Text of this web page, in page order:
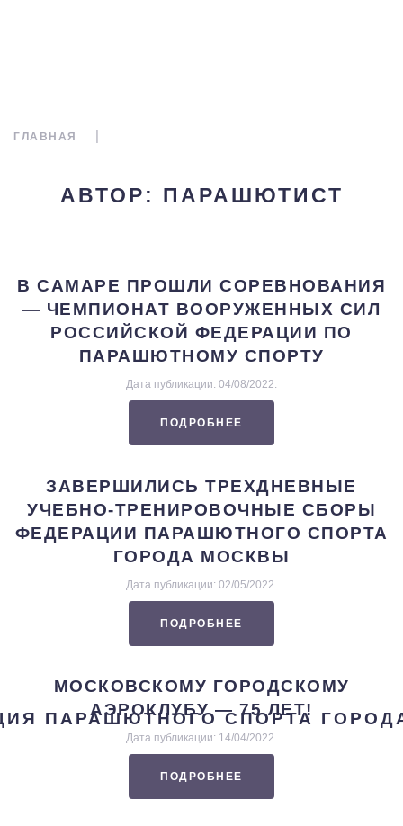
ГЛАВНАЯ
АВТОР: ПАРАШЮТИСТ
В САМАРЕ ПРОШЛИ СОРЕВНОВАНИЯ
— ЧЕМПИОНАТ ВООРУЖЕННЫХ СИЛ
РОССИЙСКОЙ ФЕДЕРАЦИИ ПО
ПАРАШЮТНОМУ СПОРТУ
Дата публикации: 04/08/2022.
ПОДРОБНЕЕ
ЗАВЕРШИЛИСЬ ТРЕХДНЕВНЫЕ
УЧЕБНО-ТРЕНИРОВОЧНЫЕ СБОРЫ
ФЕДЕРАЦИИ ПАРАШЮТНОГО СПОРТА
ГОРОДА МОСКВЫ
Дата публикации: 02/05/2022.
ПОДРОБНЕЕ
МОСКОВСКОМУ ГОРОДСКОМУ
АЭРОКЛУБУ — 75 ЛЕТ!
Дата публикации: 14/04/2022.
ПОДРОБНЕЕ